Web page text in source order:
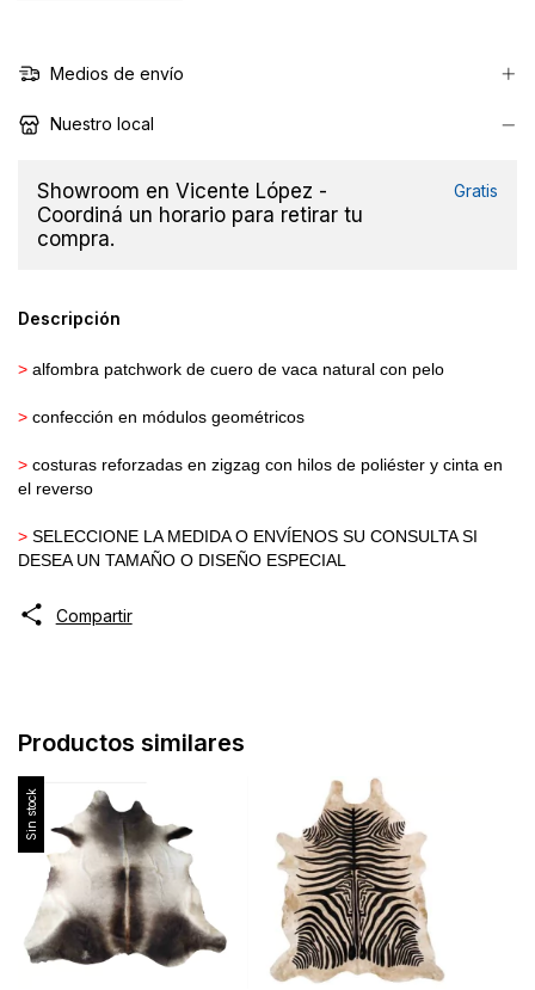
Medios de envío
Nuestro local
Showroom en Vicente López -
Coordiná un horario para retirar tu
compra.
Gratis
Descripción
> alfombra patchwork de cuero de vaca natural con pelo
> confección en módulos geométricos
> costuras reforzadas en zigzag con hilos de poliéster y cinta en
el reverso
> SELECCIONE LA MEDIDA O ENVÍENOS SU CONSULTA SI
DESEA UN TAMAÑO O DISEÑO ESPECIAL
Compartir
Productos similares
Sin stock